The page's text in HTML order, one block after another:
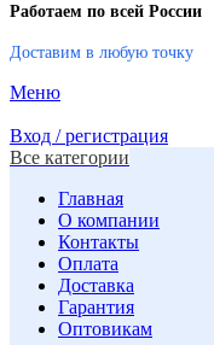
Работаем по всей России
Доставим в любую точку
Меню
Вход / регистрация
Все категории
Главная
О компании
Контакты
Оплата
Доставка
Гарантия
Оптовикам